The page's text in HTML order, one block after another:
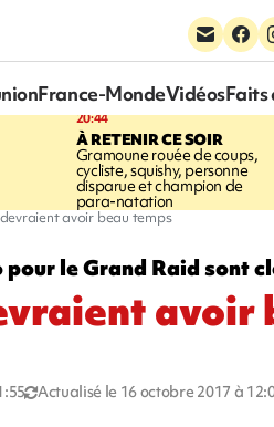
France-MondeVidéosFaits
20:44
À RETENIR CE SOIR
Gramoune rouée de coups,
cycliste, squishy, personne
disparue et champion de
para-natation
devraient avoir beau temps
le Grand Raid sont
avoir
Actualisé le 16 octobre 2017 à